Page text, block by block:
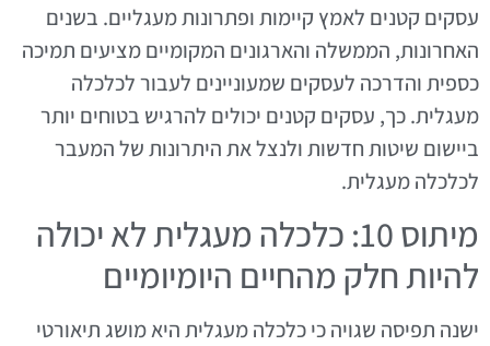
עסקים קטנים לאמץ קיימות ופתרונות מעגליים. בשנים
האחרונות, הממשלה והארגונים המקומיים מציעים תמיכה
כספית והדרכה לעסקים שמעוניינים לעבור לכלכלה
מעגלית. כך, עסקים קטנים יכולים להרגיש בטוחים יותר
ביישום שיטות חדשות ולנצל את היתרונות של המעבר
לכלכלה מעגלית.
מיתוס 10: כלכלה מעגלית לא יכולה
להיות חלק מהחיים היומיומיים
ישנה תפיסה שגויה כי כלכלה מעגלית היא מושג תיאורטי